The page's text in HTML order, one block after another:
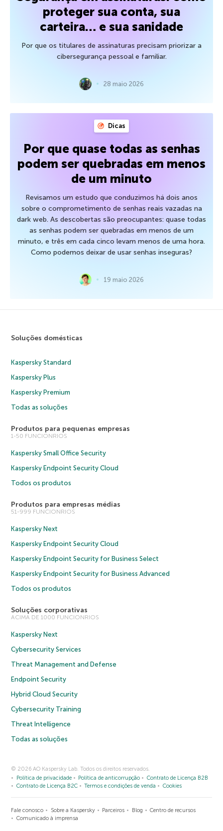
proteger sua conta, sua
carteira… e sua sanidade
Por que os titulares de assinaturas precisam priorizar a
cibersegurança pessoal e familiar.
28 maio 2026
Dicas
Por que quase todas as senhas
podem ser quebradas em menos
de um minuto
Revisamos um estudo que conduzimos há dois anos
sobre o comprometimento de senhas reais vazadas na
dark web. As descobertas são preocupantes: quase todas
as senhas podem ser quebradas em menos de um
minuto, e três em cada cinco levam menos de uma hora.
Como podemos deixar de usar senhas inseguras?
19 maio 2026
Soluções domésticas
Kaspersky Standard
Kaspersky Plus
Kaspersky Premium
Todas as soluções
Produtos para pequenas empresas
1-50 FUNCIONRIOS
Kaspersky Small Office Security
Kaspersky Endpoint Security Cloud
Todos os produtos
Produtos para empresas médias
51-999 FUNCIONRIOS
Kaspersky Next
Kaspersky Endpoint Security Cloud
Kaspersky Endpoint Security for Business Select
Kaspersky Endpoint Security for Business Advanced
Todos os produtos
Soluções corporativas
ACIMA DE 1000 FUNCIONRIOS
Kaspersky Next
Cybersecurity Services
Threat Management and Defense
Endpoint Security
Hybrid Cloud Security
Cybersecurity Training
Threat Intelligence
Todas as soluções
© 2026 AO Kaspersky Lab. Todos os direitos reservados.
Política de privacidade
Política de anticorrupção
Contrato de Licença B2B
Contrato de Licença B2C
Termos e condições de venda Cookies
Fale conosco Sobre a Kaspersky Parceiros Blog
Centro de recursos
Comunicado à imprensa